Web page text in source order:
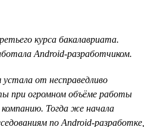
курса бакалавриата.
Android-разработчиком.
от несправедливо
при огромном объёме работы
Тогда же начала
по Android-разработке,